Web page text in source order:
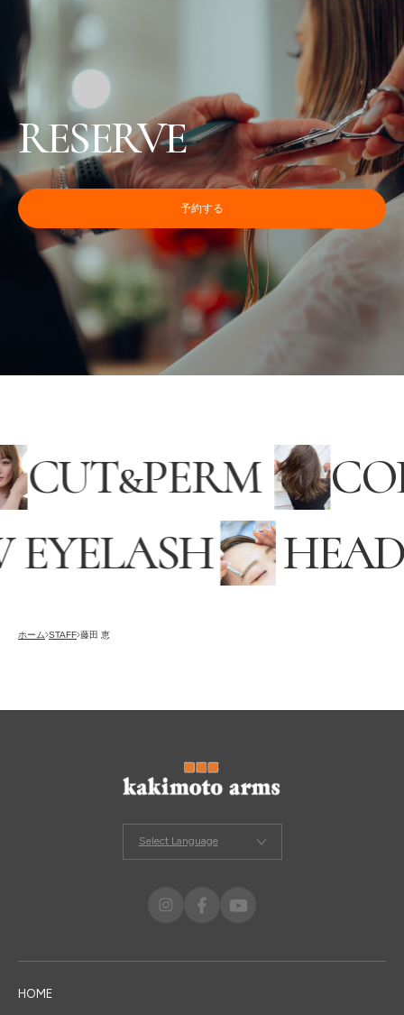
RESERVE
予約する
CUT&PERM
ホーム STAFF 藤田 恵
RECRUITING
オンラインストア
Select Language
HOME